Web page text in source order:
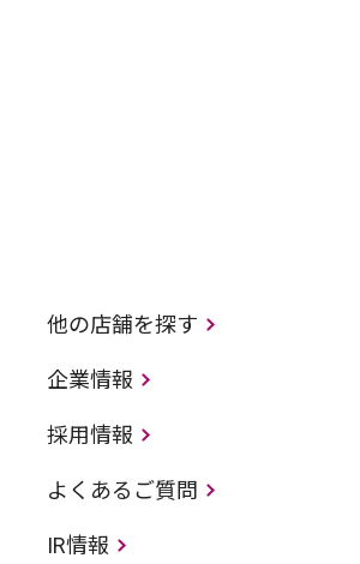
他の店舗を探す
企業情報
採用情報
よくあるご質問
IR情報